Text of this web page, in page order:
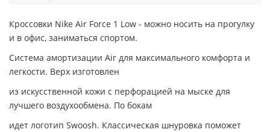
Кроссовки Nike Air Force 1 Low - можно носить на прогулку
и в офис, заниматься спортом.
Система амортизации Air для максимального комфорта и
легкости. Верх изготовлен
из искусственной кожи с перфорацией на мыске для
лучшего воздухообмена. По бокам
идет логотип Swoosh. Классическая шнуровка поможет